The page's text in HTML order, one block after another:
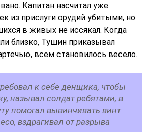
Капитан насчитал уже
из прислуги орудий убитыми, но
в живых не иссякал. Когда
близко, Тушин приказывал
всем становилось весело.
к себе денщика, чтобы
называл солдат ребятами, в
помогал вывинчивать винт
вздрагивал от разрыва